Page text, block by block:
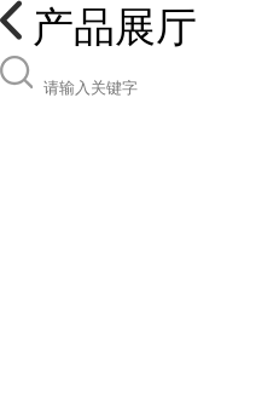
产品展厅